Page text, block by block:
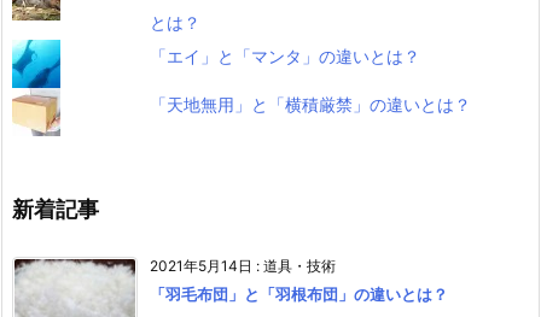
とは？
「エイ」と「マンタ」の違いとは？
「天地無用」と「横積厳禁」の違いとは？
新着記事
2021年5月14日 : 道具・技術
「羽毛布団」と「羽根布団」の違いとは？